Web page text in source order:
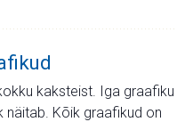
kaksteist. Iga graafiku
näitab. Kõik graafikud on